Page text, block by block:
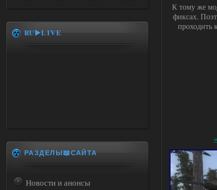
К тому же
фиксах.
проходить
RU▶️LIVE
РАЗДЕЛЫ📖САЙТА
Новости и анонсы